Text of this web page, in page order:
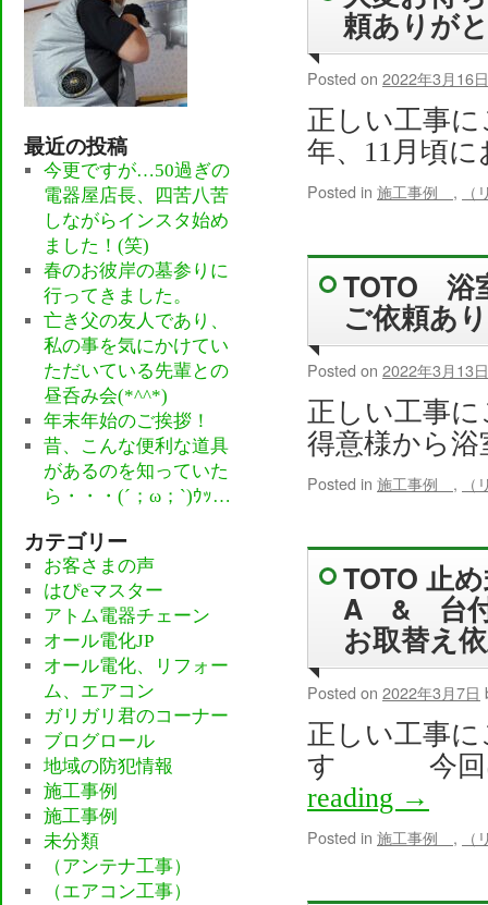
頼ありが
Posted on 2022年3月16日
正しい工事
年、11月頃
Posted in 施工事例 ,
TOTO 浴
ご依頼あ
Posted on 2022年3月13日
正しい工事
得意様から
Posted in 施工事例 ,
TOTO 止
A & 台付
お取替え
Posted on 2022年3月7日
正しい工事
す 今回は
reading →
Posted in 施工事例 ,
最近の投稿
今更ですが…50過ぎの
電器屋店長、四苦八苦
しながらインスタ始め
ました！(笑)
春のお彼岸の墓参りに
行ってきました。
亡き父の友人であり、
私の事を気にかけてい
ただいている先輩との
昼呑み会(*^^*)
年末年始のご挨拶！
昔、こんな便利な道具
があるのを知っていた
ら・・・(´；ω；`)ｳｯ…
カテゴリー
お客さまの声
はぴeマスター
アトム電器チェーン
オール電化JP
オール電化、リフォー
ム、エアコン
ガリガリ君のコーナー
ブログロール
地域の防犯情報
施工事例
施工事例
未分類
（アンテナ工事）
（エアコン工事）